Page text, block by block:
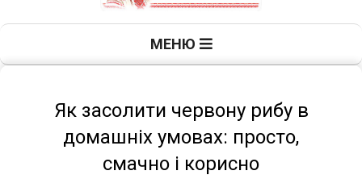
П
а
МЕНЮ
Як засолити червону рибу в
домашніх умовах: просто,
смачно і корисно